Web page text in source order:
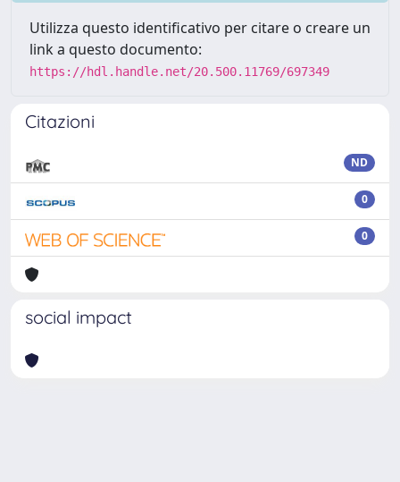
Utilizza questo identificativo per citare o creare un
link a questo documento:
https://hdl.handle.net/20.500.11769/697349
Citazioni
ND
0
0
social impact